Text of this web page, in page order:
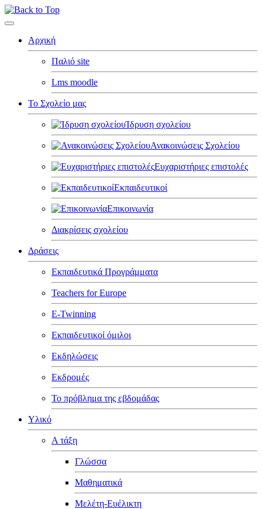
Αρχική
Παλιό site
Lms moodle
Το Σχολείο μας
Ίδρυση σχολείου
Ανακοινώσεις Σχολείου
Ευχαριστήριες επιστολές
Εκπαιδευτικοί
Επικοινωνία
Διακρίσεις σχολείου
Δράσεις
Εκπαιδευτικά Προγράμματα
Teachers for Europe
E-Twinning
Εκπαιδευτικοί όμιλοι
Εκδηλώσεις
Εκδρομές
Το πρόβλημα της εβδομάδας
Υλικό
Α τάξη
Γλώσσα
Μαθηματικά
Μελέτη-Ευέλικτη